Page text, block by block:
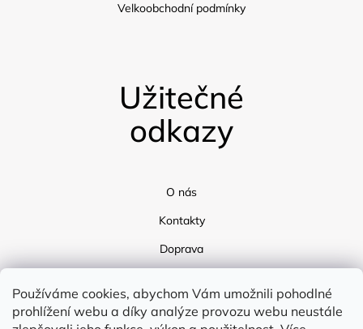
Používáme cookies, abychom Vám umožnili pohodlné
prohlížení webu a díky analýze provozu webu neustále
Velkoobchodní podmínky
Užitečné
odkazy
O nás
Kontakty
Doprava